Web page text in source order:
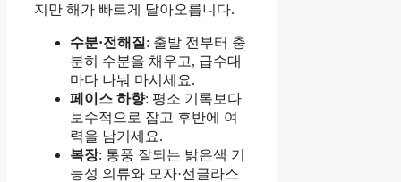
지만 해가 빠르게 달아오릅니다.
수분·전해질 : 출발 전부터 충
분히 수분을 채우고, 급수대
마다 나눠 마시세요.
페이스 하향: 평소 기록보다
보수적으로 잡고 후반에 여
력을 남기세요.
복장: 통풍 잘되는 밝은색 기
능성 의류와 모자·선글라스